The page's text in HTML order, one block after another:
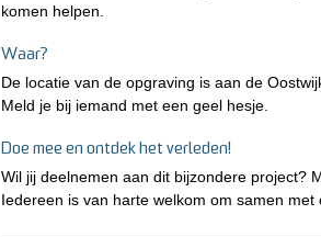
komen helpen.
Waar?
De locatie van de opgraving is aan de
Meld je bij iemand met een geel hesje.
Doe mee en ontdek het verleden!
Wil jij deelnemen aan dit bijzondere project?
Iedereen is van harte welkom om samen